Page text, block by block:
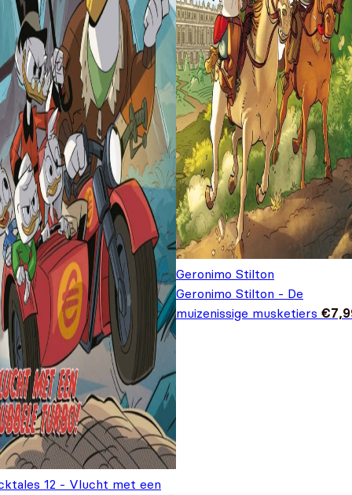
12 - Vlucht met een
Geronimo Stilton
Geronimo Stilton - De
muizenissige musketiers €